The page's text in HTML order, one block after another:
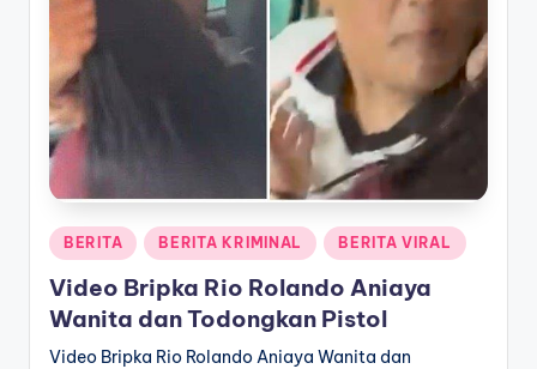
ri
a
T
e
k
n
Posted
in
BERITA BERITA KRIMINAL BERITA VIRAL
Video Bripka Rio Rolando Aniaya
Wanita dan Todongkan Pistol
Video Bripka Rio Rolando Aniaya Wanita dan